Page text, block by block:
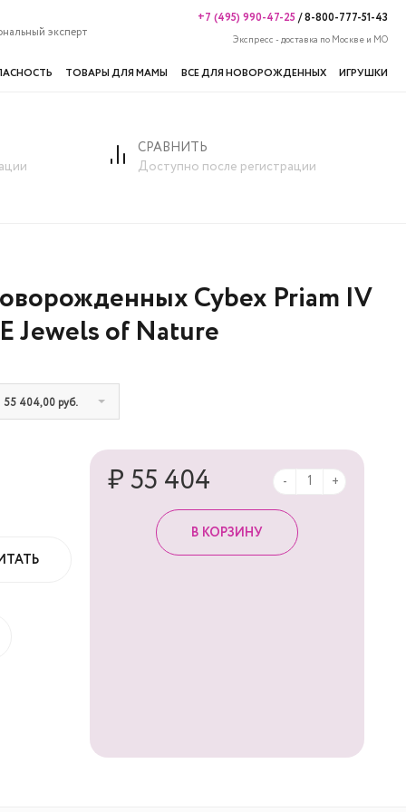
эксперт
+7 (495) 990-47-25/8-800-777-51-43
Экспресс - доставка по Москве и МО
ТОВАРЫ ДЛЯ МАМЫ ВСЕ ДЛЯ НОВОРОЖДЕННЫХ ИГРУШКИ
СРАВНИТЬ
Доступно после регистрации
Cybex Priam IV
Jewels of Nature
55 404,00 руб.
₽ 55 404 - +